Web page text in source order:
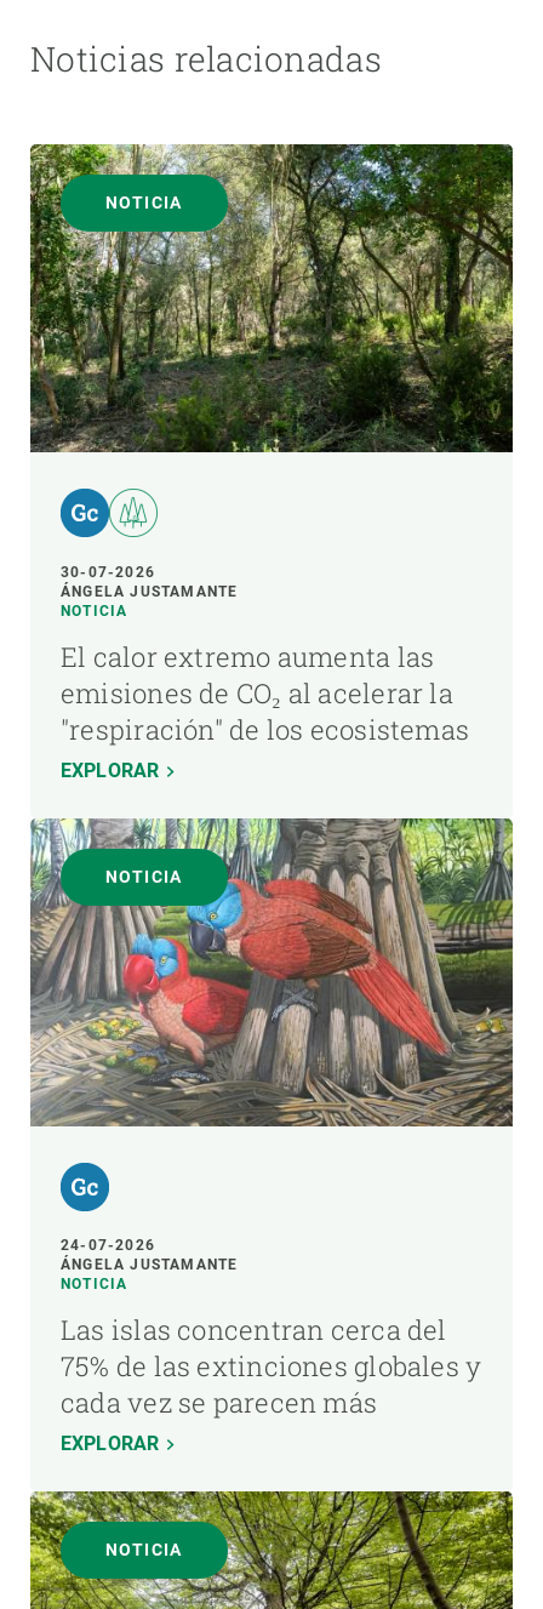
Noticias relacionadas
NOTICIA
30-07-2026
ÁNGELA JUSTAMANTE
NOTICIA
El calor extremo aumenta las
emisiones de CO₂ al acelerar la
"respiración" de los ecosistemas
EXPLORAR
NOTICIA
24-07-2026
ÁNGELA JUSTAMANTE
NOTICIA
Las islas concentran cerca del
75% de las extinciones globales y
cada vez se parecen más
EXPLORAR
NOTICIA